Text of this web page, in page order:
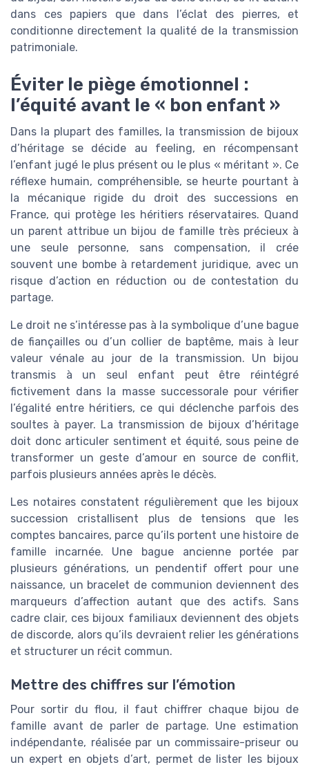
dans ces papiers que dans l’éclat des pierres, et
conditionne directement la qualité de la transmission
patrimoniale.
Éviter le piège émotionnel :
l’équité avant le « bon enfant »
Dans la plupart des familles, la transmission de bijoux
d’héritage se décide au feeling, en récompensant
l’enfant jugé le plus présent ou le plus « méritant ». Ce
réflexe humain, compréhensible, se heurte pourtant à
la mécanique rigide du droit des successions en
France, qui protège les héritiers réservataires. Quand
un parent attribue un bijou de famille très précieux à
une seule personne, sans compensation, il crée
souvent une bombe à retardement juridique, avec un
risque d’action en réduction ou de contestation du
partage.
Le droit ne s’intéresse pas à la symbolique d’une bague
de fiançailles ou d’un collier de baptême, mais à leur
valeur vénale au jour de la transmission. Un bijou
transmis à un seul enfant peut être réintégré
fictivement dans la masse successorale pour vérifier
l’égalité entre héritiers, ce qui déclenche parfois des
soultes à payer. La transmission de bijoux d’héritage
doit donc articuler sentiment et équité, sous peine de
transformer un geste d’amour en source de conflit,
parfois plusieurs années après le décès.
Les notaires constatent régulièrement que les bijoux
succession cristallisent plus de tensions que les
comptes bancaires, parce qu’ils portent une histoire de
famille incarnée. Une bague ancienne portée par
plusieurs générations, un pendentif offert pour une
naissance, un bracelet de communion deviennent des
marqueurs d’affection autant que des actifs. Sans
cadre clair, ces bijoux familiaux deviennent des objets
de discorde, alors qu’ils devraient relier les générations
et structurer un récit commun.
Mettre des chiffres sur l’émotion
Pour sortir du flou, il faut chiffrer chaque bijou de
famille avant de parler de partage. Une estimation
indépendante, réalisée par un commissaire-priseur ou
un expert en objets d’art, permet de lister les bijoux